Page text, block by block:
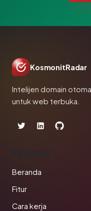
KosmonitRadar
Intelijen domain
untuk web terbuka.
PRODUK
Beranda
Fitur
Cara kerja